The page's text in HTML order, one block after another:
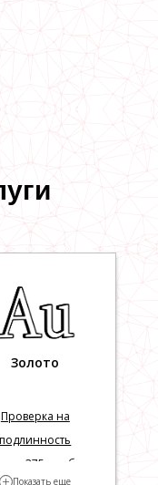
Золото
Проверка на
подлинность
375 пробы
Показать еще